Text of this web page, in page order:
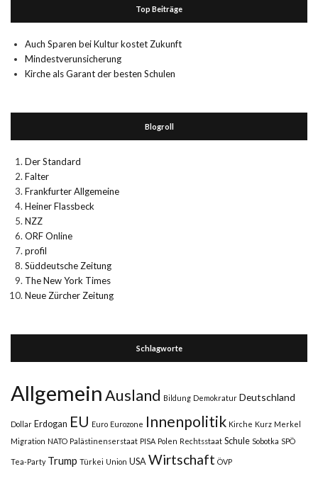
Top Beiträge
Auch Sparen bei Kultur kostet Zukunft
Mindestverunsicherung
Kirche als Garant der besten Schulen
Blogroll
Der Standard
Falter
Frankfurter Allgemeine
Heiner Flassbeck
NZZ
ORF Online
profil
Süddeutsche Zeitung
The New York Times
Neue Zürcher Zeitung
Schlagworte
AllgemeinAusland Bildung Demokratur Deutschland
Dollar Erdogan EU Euro Eurozone Innenpolitik Kirche Kurz Merkel
Migration NATO Palästinenserstaat PISA Polen Rechtsstaat Schule Sobotka SPÖ
Tea-Party Trump Türkei Union USA Wirtschaft ÖVP